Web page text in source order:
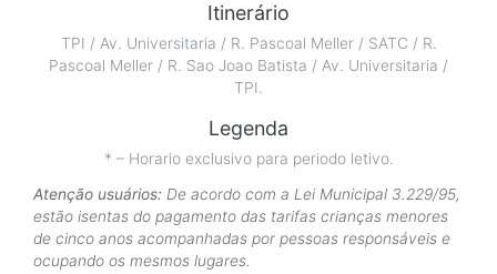
Itinerário
TPI / Av. Universitaria / R. Pascoal Meller / SATC / R.
Pascoal Meller / R. Sao Joao Batista / Av. Universitaria /
TPI.
Legenda
* – Horario exclusivo para periodo letivo.
Atenção usuários: De acordo com a Lei Municipal 3.229/95,
estão isentas do pagamento das tarifas crianças menores
de cinco anos acompanhadas por pessoas responsáveis e
ocupando os mesmos lugares.